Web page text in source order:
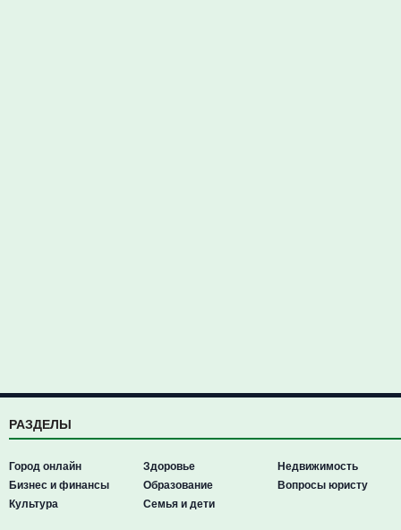
РАЗДЕЛЫ
Город онлайн
Бизнес и финансы
Культура
Здоровье
Образование
Семья и дети
Недвижимость
Вопросы юристу